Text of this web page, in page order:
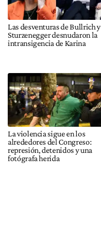
Las desventuras de Bullrich y
Sturzenegger desnudaron la
intransigencia de Karina
La violencia sigue en los
alrededores del Congreso:
represión, detenidos y una
fotógrafa herida